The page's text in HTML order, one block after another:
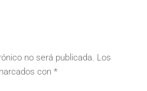
no será publicada. Los
con *